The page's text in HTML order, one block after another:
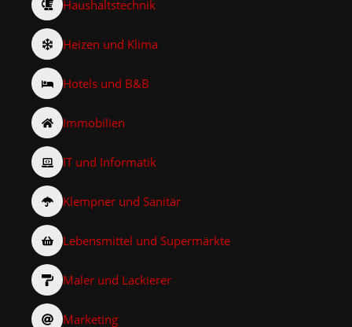
Haushaltstechnik
Heizen und Klima
Hotels und B&B
Immobilien
IT und Informatik
Klempner und Sanitär
Lebensmittel und Supermärkte
Maler und Lackierer
Marketing